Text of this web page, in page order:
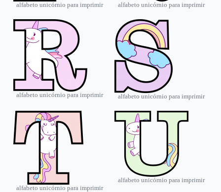
alfabeto unicórnio para imprimir alfabeto unicórnio para imprimir
alfabeto unicórnio para imprimir alfabeto unicórnio para imprimir
alfabeto unicórnio para imprimir
alfabeto unicórnio para imprimir